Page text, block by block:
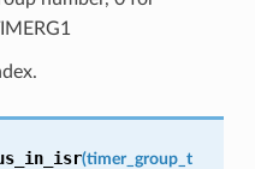
(timer_group_t